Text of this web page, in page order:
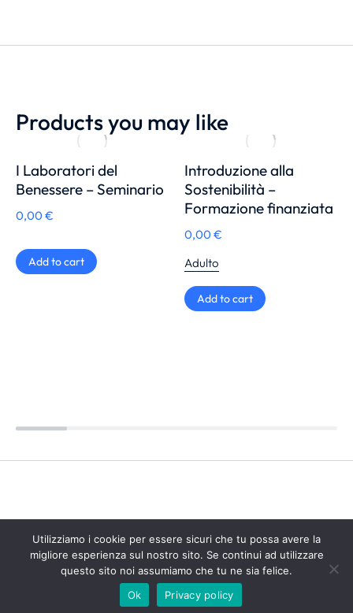
Products you may like
I Laboratori del
Benessere – Seminario
0,00 €
Add to cart
Introduzione alla
Sostenibilità –
Formazione finanziata
0,00 €
Adulto
Add to cart
Utilizziamo i cookie per essere sicuri che tu possa avere la
migliore esperienza sul nostro sito. Se continui ad utilizzare
questo sito noi assumiamo che tu ne sia felice.
Ok
Privacy policy